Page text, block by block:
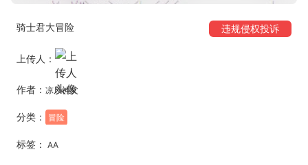
骑士君大冒险 违规侵权投诉
上传人：
作者： 凉风神父
分类： 冒险
标签： AA